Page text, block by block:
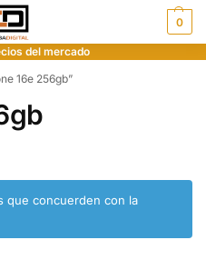
0
del mercado
16e 256gb”
que concuerden con la